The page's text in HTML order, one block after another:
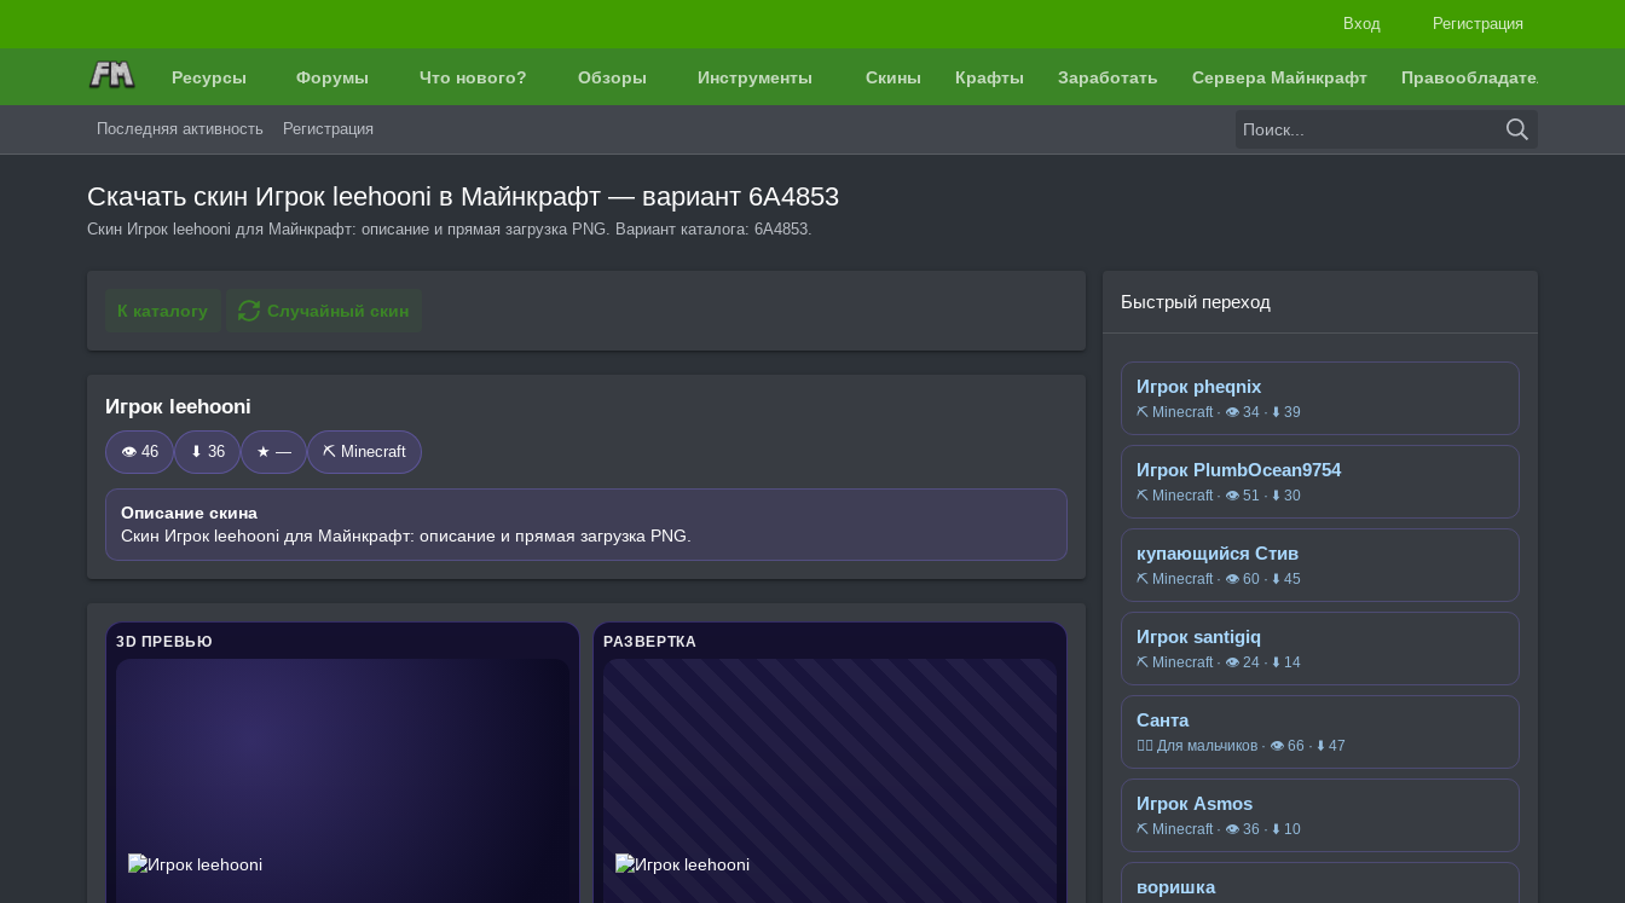
Вход Регистрация
Ресурсы Форумы Что нового? Обзоры Инструменты Скины Крафты Заработать Сервера Майнкрафт Правообладателям
Последняя активность Регистрация
Скачать скин Игрок leehooni в Майнкрафт — вариант 6A4853
Скин Игрок leehooni для Майнкрафт: описание и прямая загрузка PNG. Вариант каталога: 6A4853.
К каталогу Случайный скин
Игрок leehooni
👁 46 ⬇ 36 ★ — ⛏️ Minecraft
Описание скина
Скин Игрок leehooni для Майнкрафт: описание и прямая загрузка PNG.
3D ПРЕВЬЮ РАЗВЕРТКА
Быстрый переход
Игрок pheqnix
⛏️ Minecraft · 👁 34 · ⬇ 39
Игрок PlumbOcean9754
⛏️ Minecraft · 👁 51 · ⬇ 30
купающийся Стив
⛏️ Minecraft · 👁 60 · ⬇ 45
Игрок santigiq
⛏️ Minecraft · 👁 24 · ⬇ 14
Санта
🧍‍♂️ Для мальчиков · 👁 66 · ⬇ 47
Игрок Asmos
⛏️ Minecraft · 👁 36 · ⬇ 10
воришка